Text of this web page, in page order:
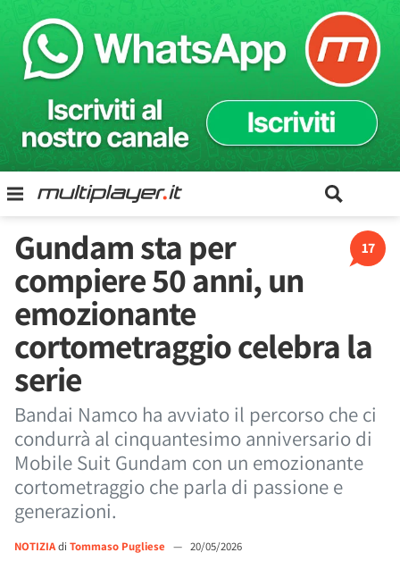
17
Gundam sta per
compiere 50 anni, un
emozionante
cortometraggio celebra la
serie
Bandai Namco ha avviato il percorso che ci
condurrà al cinquantesimo anniversario di
Mobile Suit Gundam con un emozionante
cortometraggio che parla di passione e
generazioni.
NOTIZIAdi Tommaso Pugliese — 20/05/2026